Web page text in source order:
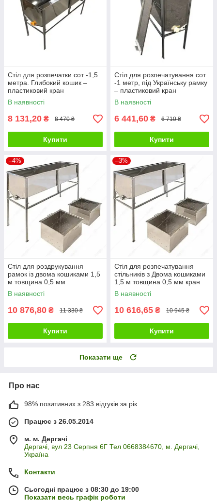
Стіл для розпечатки сот -1,5
метра. Глибокий кошик –
пластиковий кран
В наявності
8 131,20 ₴ 8 470 ₴
Купити
Стіл для розпечатування сот
-1 метр, під Українську рамку
– пластиковий кран
В наявності
6 441,60 ₴ 6 710 ₴
Купити
–4%
Стіл для роздрукування
рамок із двома кошиками 1,5
м товщина 0,5 мм
В наявності
10 876,80 ₴ 11 330 ₴
Купити
–3%
Стіл для розпечатування
стільників з Двома кошиками
1,5 м товщина 0,5 мм кран
пластик
В наявності
10 616,65 ₴ 10 945 ₴
Купити
Показати ще
Про нас
98% позитивних з 283 відгуків за рік
Працює з 26.05.2014
м. м. Дергачі
Дергачі, вул 23 Серпня 6Г Тел 0668384670, м. Дергачі,
Україна
Контакти
Сьогодні працює з 08:30 до 19:00
Показати весь графік роботи